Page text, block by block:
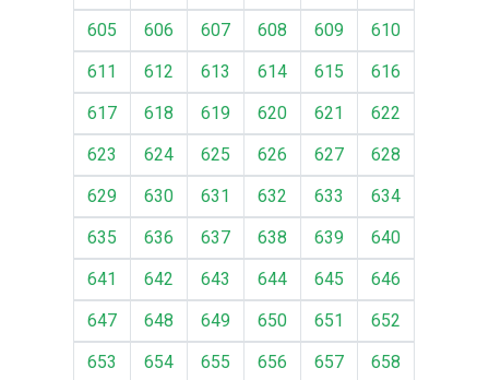
605
606 607 608 609
610
611
612 613 614 615
616
617
618 619 620 621
622
623
624 625 626 627
628
629
630 631 632 633
634
635
636 637 638 639
640
641
642 643 644 645
646
647
648 649 650 651
652
653
654 655 656 657
658